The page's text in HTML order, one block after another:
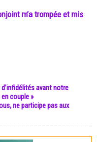
m’a trompée et mis
avant notre
couple »
ne participe pas aux